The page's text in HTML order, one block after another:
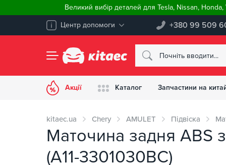
Великий вибір деталей для Tesla, Nissan, Honda,
Центр допомоги +380 99 509
Акції Каталог Запчастини на
kitaec.ua Chery AMULET Підвіска
Маточина задня ABS
(A11-3301030BC)